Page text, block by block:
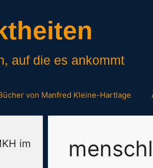
auf die es ankommt
von Manfred Kleine-Hartlage
im